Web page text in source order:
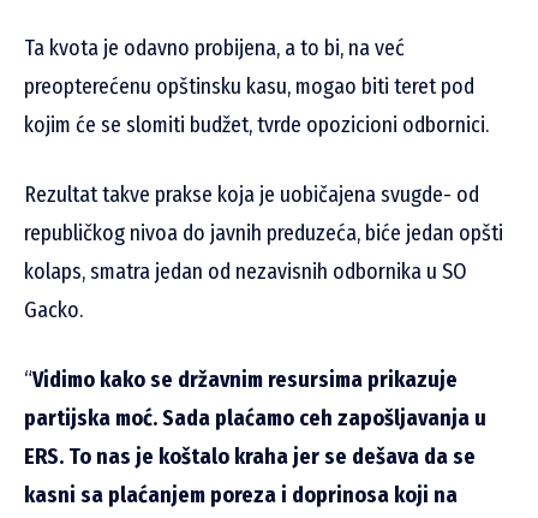
Ta kvota je odavno probijena, a to bi, na već
preopterećenu opštinsku kasu, mogao biti teret pod
kojim će se slomiti budžet, tvrde opozicioni odbornici.
Rezultat takve prakse koja je uobičajena svugde- od
republičkog nivoa do javnih preduzeća, biće jedan opšti
kolaps, smatra jedan od nezavisnih odbornika u SO
Gacko.
“Vidimo kako se državnim resursima prikazuje
partijska moć. Sada plaćamo ceh zapošljavanja u
ERS. To nas je koštalo kraha jer se dešava da se
kasni sa plaćanjem poreza i doprinosa koji na